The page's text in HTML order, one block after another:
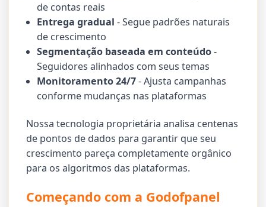
de contas reais
Entrega gradual - Segue padrões naturais
de crescimento
Segmentação baseada em conteúdo-
Seguidores alinhados com seus temas
Monitoramento 24/7- Ajusta campanhas
conforme mudanças nas plataformas
Nossa tecnologia proprietária analisa centenas
de pontos de dados para garantir que seu
crescimento pareça completamente orgânico
para os algoritmos das plataformas.
Começando com a Godofpanel